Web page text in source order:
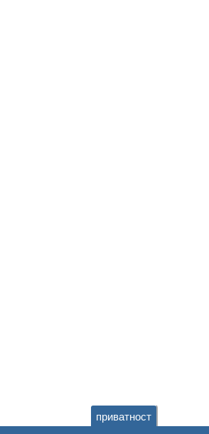
приватност